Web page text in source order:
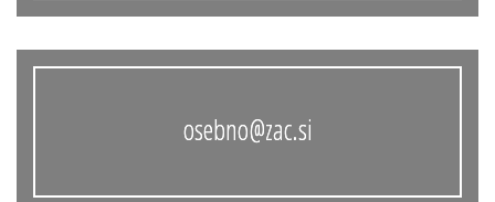
osebno@zac.si